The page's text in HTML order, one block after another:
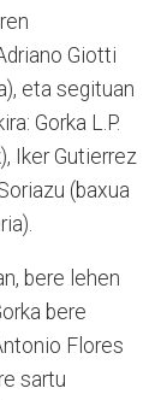
Giotti
eta segituan
Gorka L.P.
Iker Gutierrez
(baxua
bere lehen
bere
Flores
sartu